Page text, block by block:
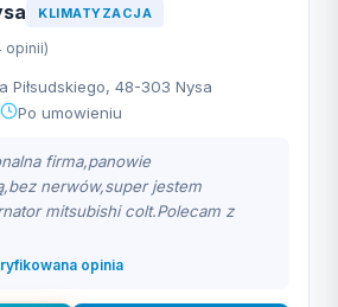
KLIMATYZACJA
opinii)
Piłsudskiego, 48-303 Nysa
Po umowieniu
firma,panowie
nerwów,super jestem
mitsubishi colt.Polecam z
opinia